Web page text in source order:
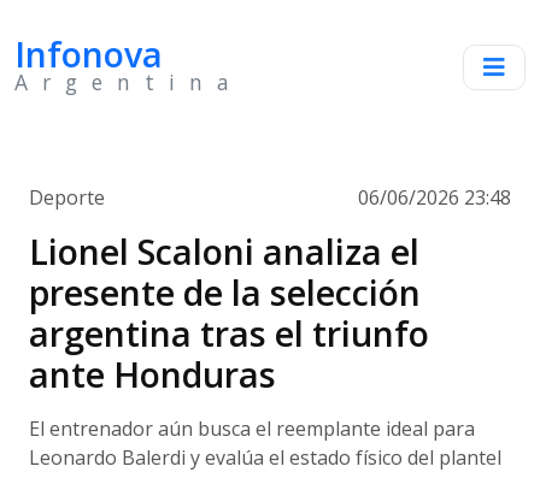
Infonova
Argentina
Deporte 06/06/2026 23:48
Lionel Scaloni analiza el
presente de la selección
argentina tras el triunfo
ante Honduras
El entrenador aún busca el reemplante ideal para
Leonardo Balerdi y evalúa el estado físico del plantel